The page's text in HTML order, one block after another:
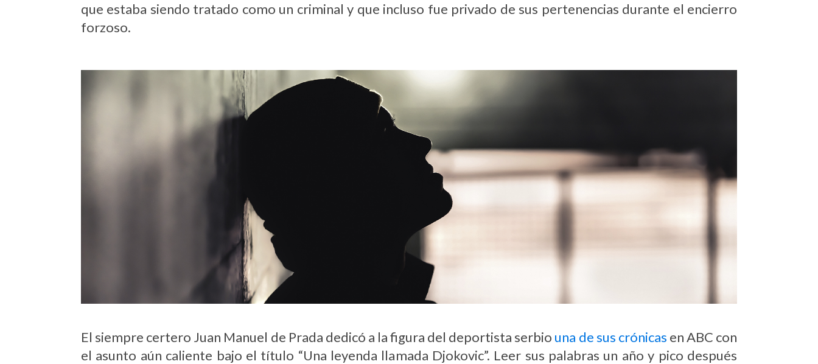
que estaba siendo tratado como un criminal y que incluso fue privado de sus pertenencias durante el encierro
forzoso.
El siempre certero Juan Manuel de Prada dedicó a la figura del deportista serbio una de sus crónicas en ABC con
el asunto aún caliente bajo el título “Una leyenda llamada Djokovic”. Leer sus palabras un año y pico después